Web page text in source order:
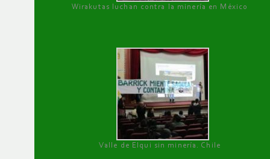
Wirakutas luchan contra la minería en México
Valle de Elqui sin minería. Chile